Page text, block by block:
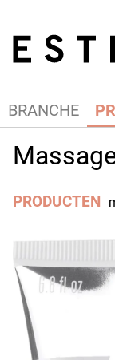
BRANCHE
PRODUCTEN